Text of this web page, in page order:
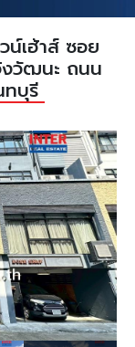
น์เฮ้าส์ ซอย
วัฒนะ ถนน
บุรี